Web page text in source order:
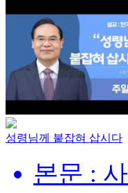
성령님께 붙잡혀 삽시다
본문 :